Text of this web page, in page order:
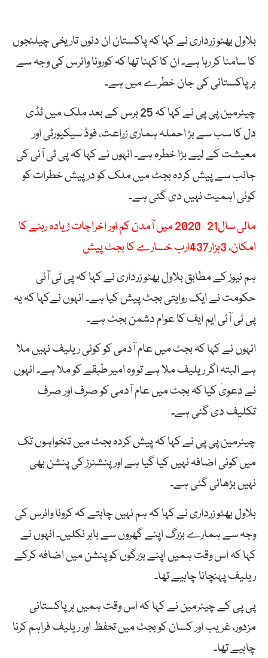
بلاول بھٹو زرداری نے کہا کہ پاکستان ان دنوں تاریخی چیلنجوں
کا سامنا کر رہا ہے۔ ان کا کہنا تھا کہ کورونا وائرس کی وجہ سے
ہر پاکستانی کی جان خطرے میں ہے۔
چیئرمین پی پی نے کہا کہ 25 برس کے بعد ملک میں ٹڈی
دل کا سب سے بڑ احملہ ہماری زراعت، فوڈ سیکیورٹی اور
معیشت کے لیے بڑا خطرہ ہے۔ انہوں نے کہا کہ پی ٹی آئی کی
جانب سے پیش کردہ بجٹ میں ملک کو درپیش خطرات کو
کوئی اہمیت نہیں دی گئی ہے۔
مالی سال21 -2020 میں آمدن کم اور اخراجات زیادہ رہنے کا
امکان، 3ہزار437ارب خسارے کا بجٹ پیش
ہم نیوز کے مطابق بلاول بھٹو زرداری نے کہا کہ پی ٹی آئی
حکومت نے ایک روایتی بجٹ پیش کیا ہے۔ انہوں نےکہا کہ یہ
پی ٹی آئی ایم ایف کا عوام دشمن بجٹ ہے۔
انہوں نے کہا کہ بجٹ میں عام آدمی کو کوئی ریلیف نہیں ملا
ہے البتہ اگر ریلیف ملا ہے تو وہ امیر طبقے کو ملا ہے۔ انہوں
نے دعویٰ کیا کہ بجٹ میں عام آدمی کو صرف اور صرف
تکلیف دی گئی ہے۔
چیئرمین پی پی نے کہا کہ پیش کردہ بجٹ میں تنخواہوں تک
میں کوئی اضافہ نہیں کیا گیا ہے اور پنشنرز کی پنشن بھی
نہیں بڑھائی گئی ہے۔
بلاول بھٹو زرداری نے کہا کہ ہم نہیں چاہتے کہ کرونا وائرس کی
وجہ سے ہمارے بزرگ اپنے گھروں سے باہر نکلیں۔ انہوں نے
کہا کہ اس وقت ہمیں اپنے بزرگوں کو پنشن میں اضافہ کرکے
ریلیف پہنچانا چاہیے تھا۔
پی پی کے چیئرمین نے کہا کہ اس وقت ہمیں ہر پاکستانی
مزدور، غریب اور کسان کو بجٹ میں تحفظ اور ریلیف فراہم کرنا
چاہیے تھا۔